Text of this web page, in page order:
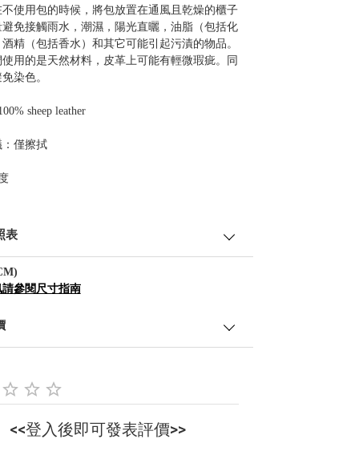
使用包的時候，將包放置在通風且乾燥的櫃子
避免接觸雨水，潮濕，陽光直曬，油脂（包括化
精（包括香水）和其它可能引起污漬的物品。
用的是天然材料，皮革上可能有輕微瑕疵。同
染色。
sheep leather
僅擦拭
表
請參閱尺寸指南
<<登入後即可發表評價>>